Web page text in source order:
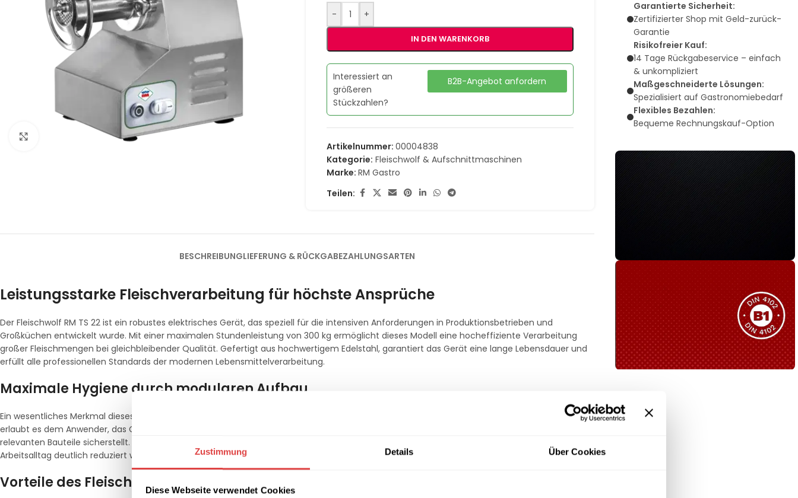
Zustimmung Details Über Cookies
Diese Webseite verwendet Cookies
Klick zum Vergrößern
- +
IN DEN WARENKORB
Interessiert an
größeren
Stückzahlen?
B2B-Angebot anfordern
Artikelnummer:00004838
Kategorie: Fleischwolf & Aufschnittmaschinen
Marke:RM Gastro
Teilen:
BESCHREIBUNGLIEFERUNG & RÜCKGABEZAHLUNGSARTEN
Leistungsstarke Fleischverarbeitung für höchste Ansprüche
Der Fleischwolf RM TS 22 ist ein robustes elektrisches Gerät, das speziell für die intensiven Anforderungen in Produktionsbetrieben und
Großküchen entwickelt wurde. Mit einer maximalen Stundenleistung von 300 kg ermöglicht dieses Modell eine hocheffiziente Verarbeitung
großer Fleischmengen bei gleichbleibender Qualität. Gefertigt aus hochwertigem Edelstahl, garantiert das Gerät eine lange Lebensdauer und
erfüllt alle professionellen Standards der modernen Lebensmittelverarbeitung.
Maximale Hygiene durch modularen Aufbau
Ein wesentliches Merkmal dieses Modells ist der abnehmbare Kopf in Kombination mit einem einfachen Aufbau. Diese technische Konstruktion
erlaubt es dem Anwender, das Gerät mit minimalem Aufwand zu demontieren, was eine gründliche und rückstandslose Reinigung aller
relevanten Bauteile sicherstellt. Dadurch werden strengste Hygienevorschriften mühelos eingehalten, während die Wartungszeiten im
Arbeitsalltag deutlich reduziert werden.
Vorteile des Fleischwolfs RM TS 22 im Überblick
Garantierte Sicherheit:
Zertifizierter Shop mit Geld-zurück-
Garantie
Risikofreier Kauf:
14 Tage Rückgabeservice – einfach
& unkompliziert
Maßgeschneiderte Lösungen:
Spezialisiert auf Gastronomiebedarf
Flexibles Bezahlen:
Bequeme Rechnungskauf-Option
Sie haben nicht das passende
Produkt gefunden?
Wir helfen Ihnen gerne weiter!
Schwer entflammbar
produkten